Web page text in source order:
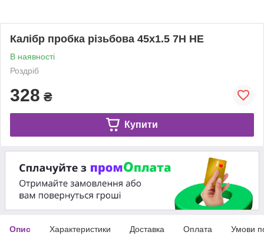
Калібр пробка різьбова 45х1.5 7Н НЕ
В наявності
Роздріб
328 ₴
Купити
Опис Характеристики Доставка Оплата Умови